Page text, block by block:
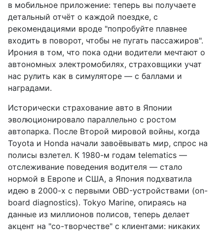
в мобильное приложение: теперь вы получаете
детальный отчёт о каждой поездке, с
рекомендациями вроде "попробуйте плавнее
входить в поворот, чтобы не пугать пассажиров".
Ирония в том, что пока одни водители мечтают о
автономных электромобилях, страховщики учат
нас рулить как в симуляторе — с баллами и
наградами.
Исторически страхование авто в Японии
эволюционировало параллельно с ростом
автопарка. После Второй мировой войны, когда
Toyota и Honda начали завоёвывать мир, спрос на
полисы взлетел. К 1980-м годам telematics —
отслеживание поведения водителя — стало
нормой в Европе и США, а Япония подхватила
идею в 2000-х с первыми OBD-устройствами (on-
board diagnostics). Tokyo Marine, опираясь на
данные из миллионов полисов, теперь делает
акцент на "со-творчестве" с клиентами: никаких